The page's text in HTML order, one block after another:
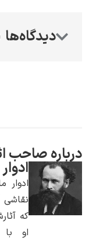
یوهانس
تابلوها
درباره صاحب
ادوار
ادوار
نقاشی
که
او با